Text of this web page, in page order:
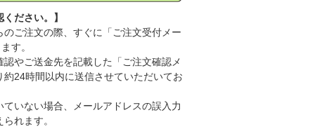
ださい。】
ご注文の際、すぐに「ご注文受付メー
す。
やご送金先を記載した「ご注文確認メ
約24時間以内に送信させていただいてお
いない場合、メールアドレスの誤入力
れます。